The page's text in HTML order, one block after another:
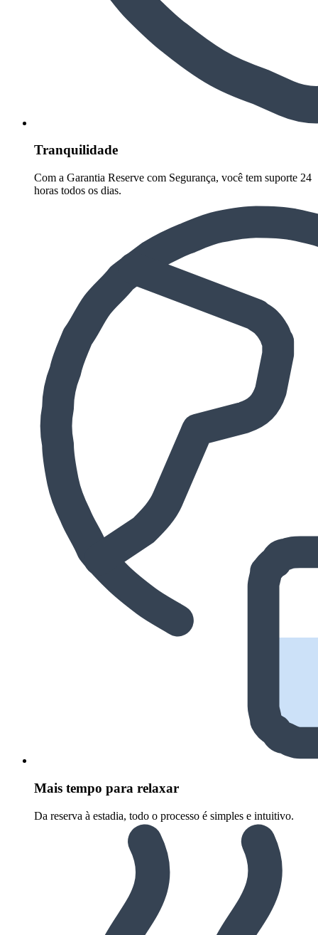
Tranquilidade
Com a Garantia Reserve com Segurança, você tem suporte 24
horas todos os dias.
Mais tempo para relaxar
Da reserva à estadia, todo o processo é simples e intuitivo.